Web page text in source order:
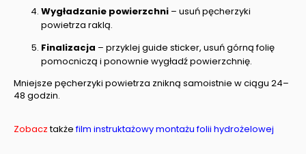
Wygładzanie powierzchni – usuń pęcherzyki
powietrza raklą.
Finalizacja – przyklej guide sticker, usuń górną folię
pomocniczą i ponownie wygładź powierzchnię.
Mniejsze pęcherzyki powietrza znikną samoistnie w ciągu 24–
48 godzin.
Zobacztakżefilm instruktażowy montażu folii hydrożelowej